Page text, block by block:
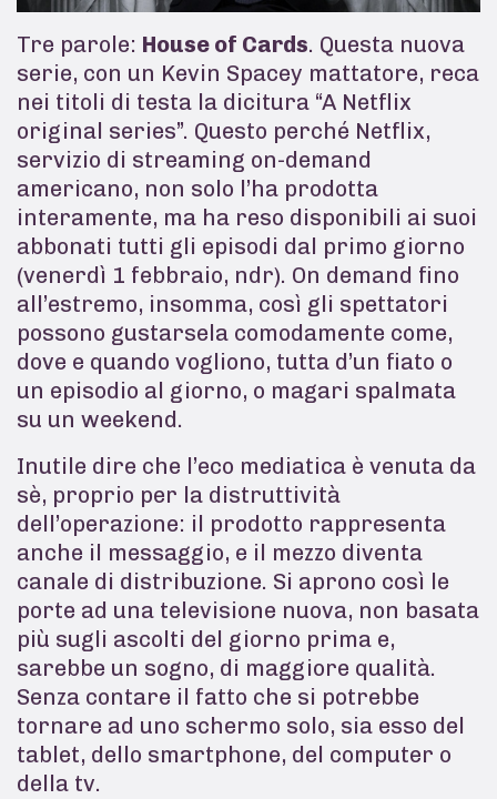
Tre parole: House of Cards. Questa nuova
serie, con un Kevin Spacey mattatore, reca
nei titoli di testa la dicitura “A Netflix
original series”. Questo perché Netflix,
servizio di streaming on-demand
americano, non solo l’ha prodotta
interamente, ma ha reso disponibili ai suoi
abbonati tutti gli episodi dal primo giorno
(venerdì 1 febbraio, ndr). On demand fino
all’estremo, insomma, così gli spettatori
possono gustarsela comodamente come,
dove e quando vogliono, tutta d’un fiato o
un episodio al giorno, o magari spalmata
su un weekend.
Inutile dire che l’eco mediatica è venuta da
sè, proprio per la distruttività
dell’operazione: il prodotto rappresenta
anche il messaggio, e il mezzo diventa
canale di distribuzione. Si aprono così le
porte ad una televisione nuova, non basata
più sugli ascolti del giorno prima e,
sarebbe un sogno, di maggiore qualità.
Senza contare il fatto che si potrebbe
tornare ad uno schermo solo, sia esso del
tablet, dello smartphone, del computer o
della tv.